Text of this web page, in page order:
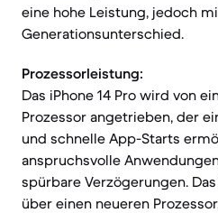
eine hohe Leistung, jedoch
Generationsunterschied.
Prozessorleistung:
Das iPhone 14 Pro wird von
Prozessor angetrieben, der
und schnelle App-Starts
anspruchsvolle
spürbare Verzögerungen.
über einen neueren